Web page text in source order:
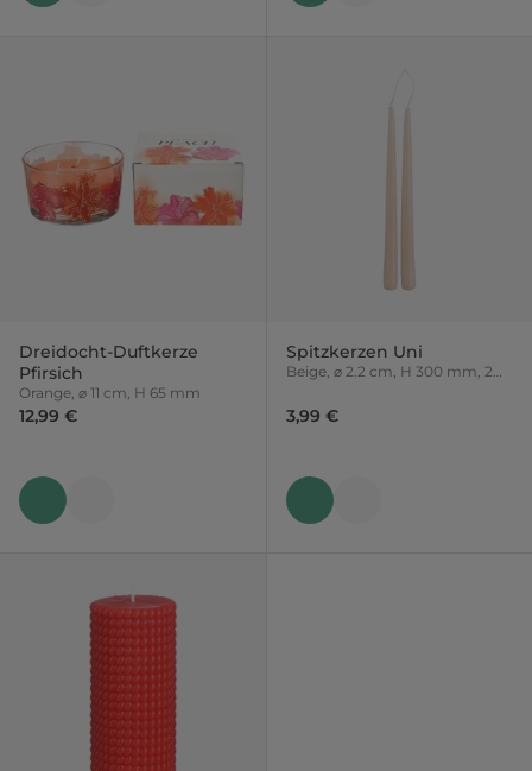
Dreidocht-Duftkerze
Pfirsich
Orange, ⌀ 11 cm, H 65 mm
12,99 €
Spitzkerzen Uni
Beige, ⌀ 2.2 cm, H 300 mm, 2
3,99 €